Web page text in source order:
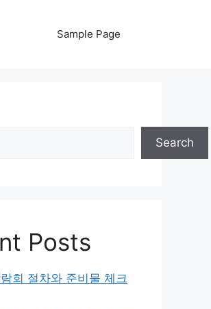
Sample Page
Search
Posts
회 절차와 준비물 체크